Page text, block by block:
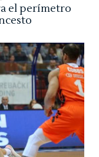
el perímetro